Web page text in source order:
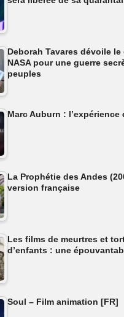
Deborah Tavares dévoile
NASA pour une guerre
peuples
Marc Auburn : l’expérience
La Prophétie des Andes
version française
Les films de meurtres et
d’enfants : une
Soul – Film animation [FR]